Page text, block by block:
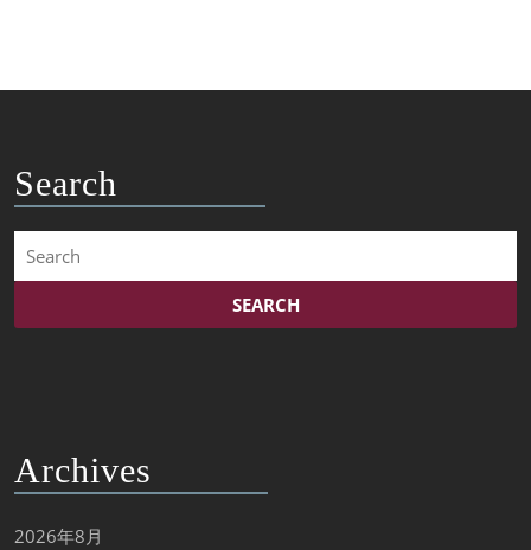
Search
for:
Archives
2026年8月